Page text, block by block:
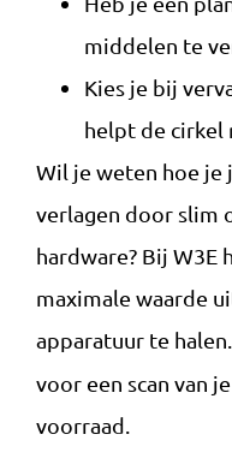
middelen te
Kies je bij
helpt de cirkel
Wil je weten hoe je
verlagen door slim
hardware? Bij W3E
maximale waarde
apparatuur te
voor een scan van
voorraad.